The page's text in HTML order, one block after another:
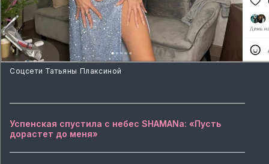
Соцсети Татьяны Плаксиной
Успенская спустила с небес SHAMANа: «Пусть
дорастет до меня»